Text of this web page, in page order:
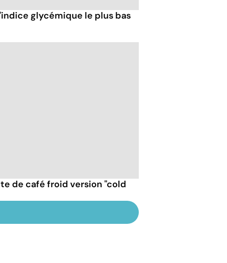
glycémique le plus bas
de café froid version "cold